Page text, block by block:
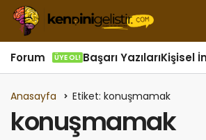
Forum ÜYE OL! Başarı YazılarıKişisel
Anasayfa Etiket: konuşmamak
konuşmamak